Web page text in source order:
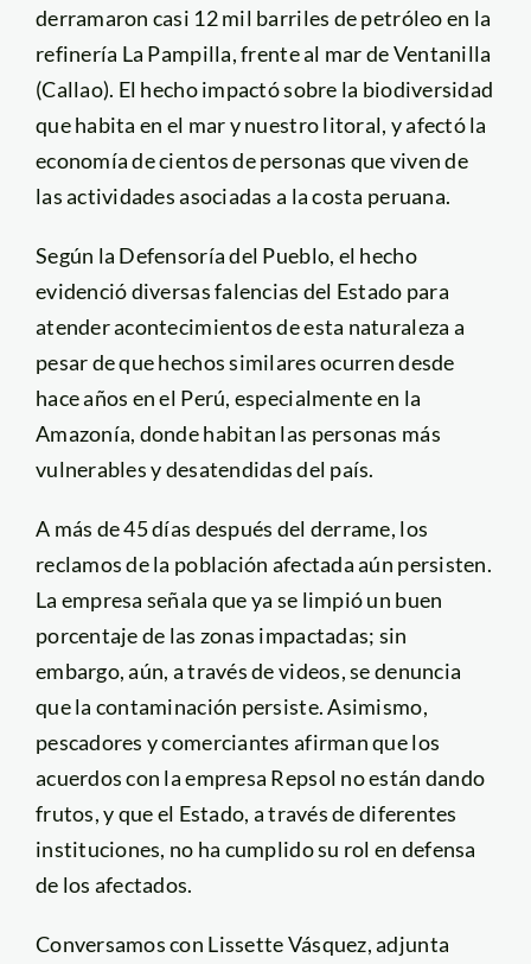
derramaron casi 12 mil barriles de petróleo en la
refinería La Pampilla, frente al mar de Ventanilla
(Callao). El hecho impactó sobre la biodiversidad
que habita en el mar y nuestro litoral, y afectó la
economía de cientos de personas que viven de
las actividades asociadas a la costa peruana.
Según la Defensoría del Pueblo, el hecho
evidenció diversas falencias del Estado para
atender acontecimientos de esta naturaleza a
pesar de que hechos similares ocurren desde
hace años en el Perú, especialmente en la
Amazonía, donde habitan las personas más
vulnerables y desatendidas del país.
A más de 45 días después del derrame, los
reclamos de la población afectada aún persisten.
La empresa señala que ya se limpió un buen
porcentaje de las zonas impactadas; sin
embargo, aún, a través de videos, se denuncia
que la contaminación persiste. Asimismo,
pescadores y comerciantes afirman que los
acuerdos con la empresa Repsol no están dando
frutos, y que el Estado, a través de diferentes
instituciones, no ha cumplido su rol en defensa
de los afectados.
Conversamos con Lissette Vásquez, adjunta